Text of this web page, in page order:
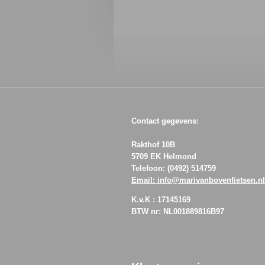
Contact gegevens:
Rakthof 10B
5709 EK Helmond
Telefoon: (0492) 514759
Email: info@marivanbovenfietsen.nl
K.v.K : 17145169
BTW nr: NL001889816B97